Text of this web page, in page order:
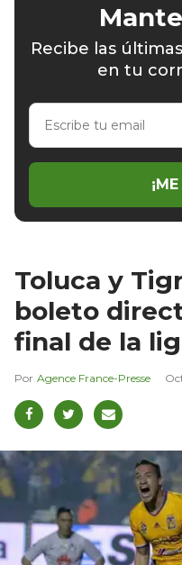
Recibe las
en tu
Escribe
email
Toluca y
boleto
final de la
Agence France-Presse